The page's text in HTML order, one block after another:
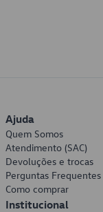
Ajuda
Quem Somos
Atendimento (SAC)
Devoluções e trocas
Perguntas Frequentes
Como comprar
Institucional